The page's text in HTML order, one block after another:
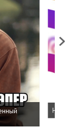
Next